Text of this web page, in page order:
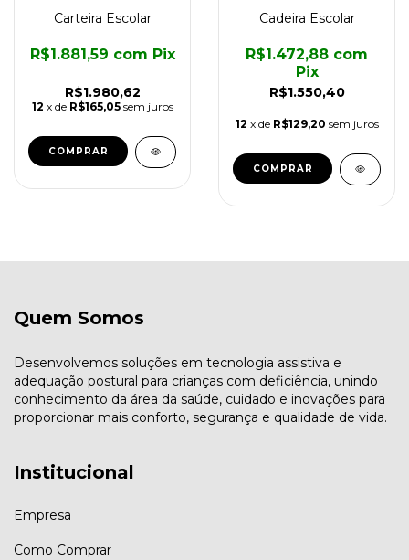
Carteira Escolar
R$1.980,62
R$1.881,59 com Pix
12 x de R$165,05 sem juros
COMPRAR
Cadeira Escolar
R$1.550,40
R$1.472,88 com
Pix
12 x de R$129,20 sem juros
COMPRAR
Quem Somos
Desenvolvemos soluções em tecnologia assistiva e
adequação postural para crianças com deficiência, unindo
conhecimento da área da saúde, cuidado e inovações para
proporcionar mais conforto, segurança e qualidade de vida.
Institucional
Empresa
Como Comprar